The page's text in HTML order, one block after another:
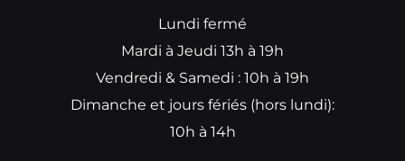
Lundi fermé
Mardi à Jeudi 13h à 19h
Vendredi & Samedi : 10h à 19h
Dimanche et jours fériés (hors lundi):
10h à 14h